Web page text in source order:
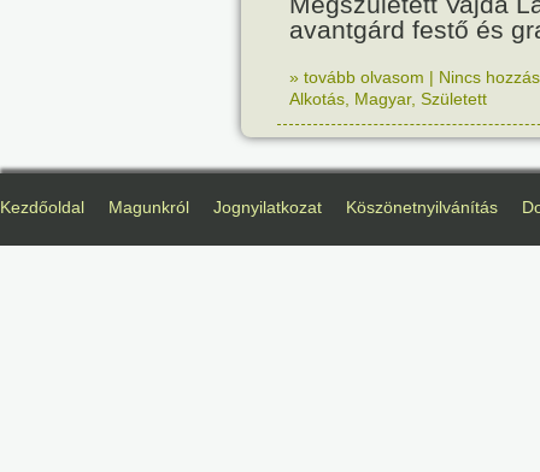
avantgárd festő és
» tovább olvasom | Nincs
Alkotás Magyar, Született
Kezdőoldal Magunkról Jognyilatkozat Köszönetnyilvánítás